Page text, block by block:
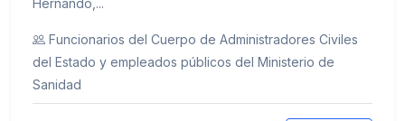
Hernando,...
Funcionarios del Cuerpo de Administradores Civiles
del Estado y empleados públicos del Ministerio de
Sanidad